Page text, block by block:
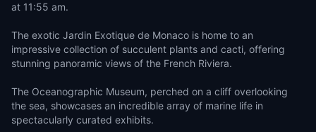
at 11:55 am.
The exotic Jardin Exotique de Monaco is home to an
impressive collection of succulent plants and cacti, offering
stunning panoramic views of the French Riviera.
The Oceanographic Museum, perched on a cliff overlooking
the sea, showcases an incredible array of marine life in
spectacularly curated exhibits.